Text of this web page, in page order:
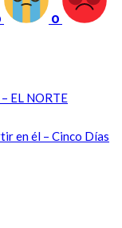
0
EL NORTE
en él – Cinco Días